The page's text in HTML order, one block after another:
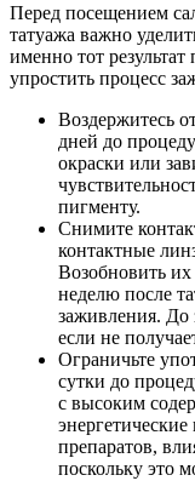
Перед посещением
татуажа важно
именно тот
упростить процесс
Воздержитесь
дней до
окраски или
пигменту.
Снимите
контактные
Возобновить
неделю после
заживления. До
если не
Ограничьте
сутки до
с высоким
препаратов,
поскольку это